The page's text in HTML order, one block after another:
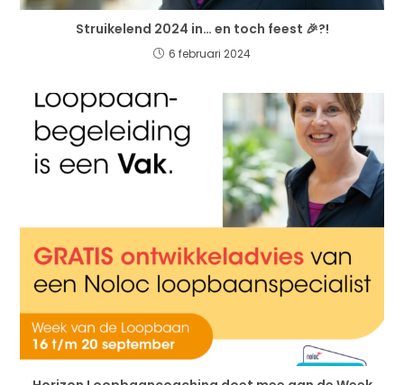
Struikelend 2024 in… en toch feest 🎉?!
6 februari 2024